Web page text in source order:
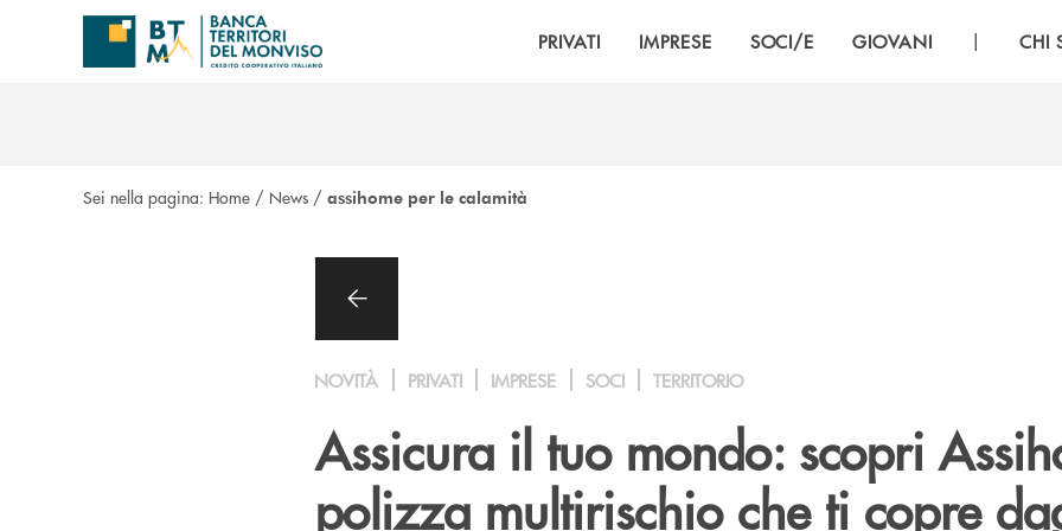
Salta al contenuto principale
PRIVATI IMPRESE SOCI/E GIOVANI | CHI
Sei nella pagina: Home / News / assihome per le calamità
NOVITÀ PRIVATI IMPRESE SOCI TERRITORIO
Assicura il tuo mondo: scopri
polizza multirischio che ti copre